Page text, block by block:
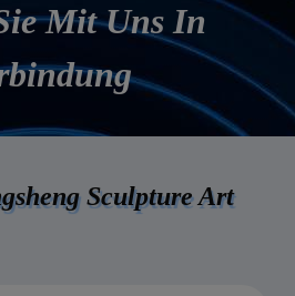
Mit Uns In
Sculpture Art